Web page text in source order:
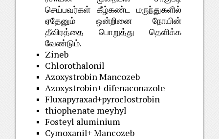
செய்பவர்கள் கீழ்கண்ட மருந்துகளில்
ஏதேனும் ஒன்றினை நோயின்
தீவிரத்தை பொறுத்து தெளிக்க
வேண்டும்.
Zineb
Chlorothalonil
Azoxystrobin Mancozeb
Azoxystrobin+ difenaconazole
Fluxapyraxad+pyroclostrobin
thiophenate meyhyl
Fosteyl aluminium
Cymoxanil+ Mancozeb